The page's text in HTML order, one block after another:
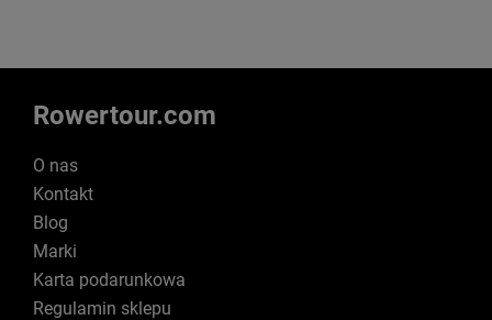
Rowertour.com
O nas
Kontakt
Blog
Marki
Karta podarunkowa
Regulamin sklepu